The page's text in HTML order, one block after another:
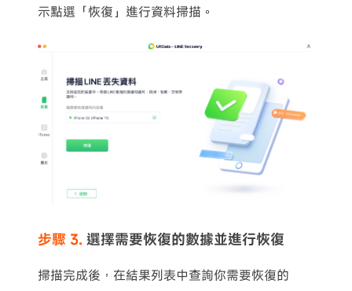
示點選「恢復」進行資料掃描。
步驟 3. 選擇需要恢復的數據並進行恢復
掃描完成後，在結果列表中查詢你需要恢復的